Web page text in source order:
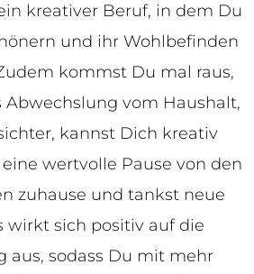
kreativer Beruf, in dem Du
und ihr Wohlbefinden
kommst Du mal raus,
vom Haushalt,
kannst Dich kreativ
wertvolle Pause von den
zuhause und tankst neue
wirkt sich positiv auf die
aus, sodass Du mit mehr